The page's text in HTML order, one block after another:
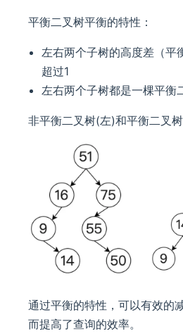
平衡二叉树平衡的特性：
左右两个子树的高度差（平
超过1
左右两个子树都是一棵平衡
非平衡二叉树(左)和平衡二叉
通过平衡的特性，可以有效的
而提高了查询的效率。